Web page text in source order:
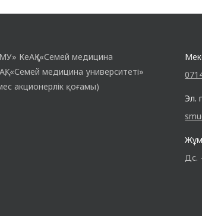
КеАҚ («Семей медицина
«Семей медицина университеті»
акционерлік қоғамы)
Эл.
Дс.